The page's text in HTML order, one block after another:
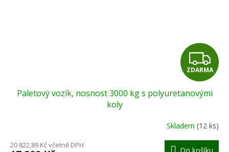
Z
D
A
R
M
ZDARMA
Paletový vozík, nosnost 3000 kg s polyuretanovými
koly
Skladem (12 ks)
20 822,89 Kč včetně DPH